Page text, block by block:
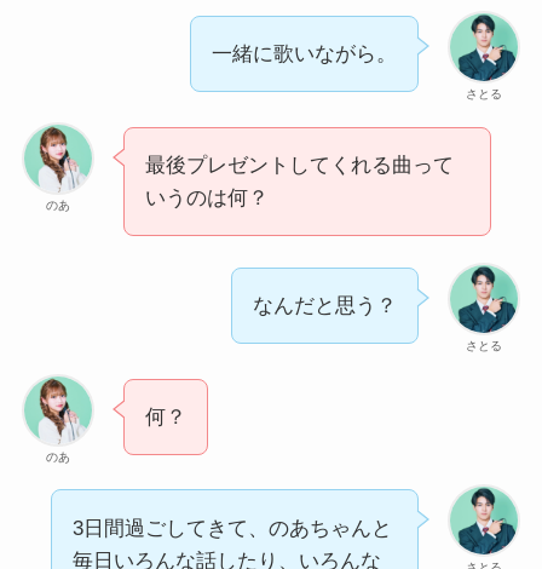
さとる
一緒に歌いながら。
のあ
最後プレゼントしてくれる曲って
いうのは何？
さとる
なんだと思う？
のあ
何？
3日間過ごしてきて、のあちゃんと
毎日いろんな話したり、いろんな